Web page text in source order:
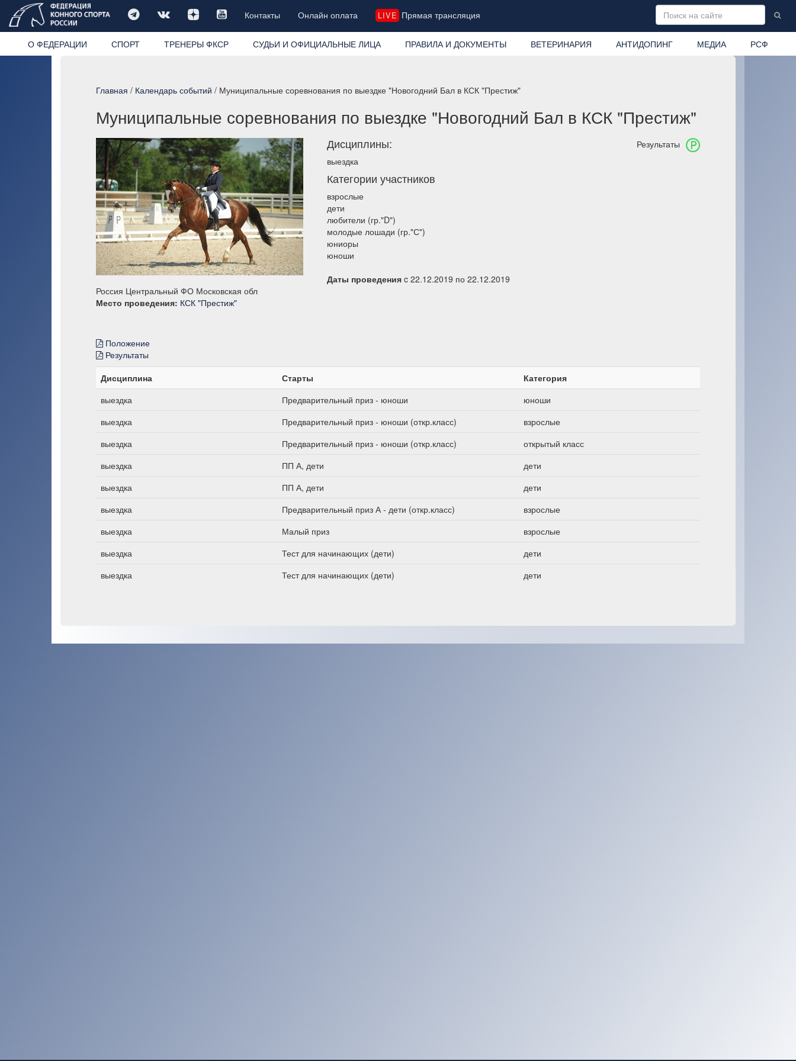
Контакты Онлайн оплата LIVE Прямая трансляция
О ФЕДЕРАЦИИ СПОРТ ТРЕНЕРЫ ФКСР СУДЬИ И ОФИЦИАЛЬНЫЕ ЛИЦА ПРАВИЛА И ДОКУМЕНТЫ ВЕТЕРИНАРИЯ АНТИДОПИНГ МЕДИА РСФ
Главная / Календарь событий / Муниципальные соревнования по выездке "Новогодний Бал в КСК "Престиж"
Муниципальные соревнования по выездке "Новогодний Бал в КСК "Престиж"
Результаты
Дисциплины:
выездка
Категории участников
взрослые
дети
любители (гр."D")
молодые лошади (гр."С")
юниоры
юноши
Даты проведения c 22.12.2019 по 22.12.2019
Россия Центральный ФО Московская обл
Место проведения: КСК "Престиж"
Положение
Результаты
Дисциплина
Старты
Категория
выездка
Предварительный приз - юноши
юноши
выездка
Предварительный приз - юноши (откр.класс)
взрослые
выездка
Предварительный приз - юноши (откр.класс)
открытый класс
выездка
ПП А, дети
дети
выездка
ПП А, дети
дети
выездка
Предварительный приз А - дети (откр.класс)
взрослые
выездка
Малый приз
взрослые
выездка
Тест для начинающих (дети)
дети
выездка
Тест для начинающих (дети) дети